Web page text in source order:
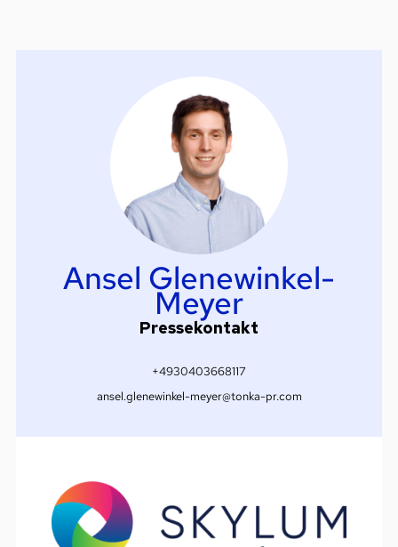
Ansel Glenewinkel-
Meyer
Pressekontakt
+4930403668117
ansel.glenewinkel-meyer@tonka-pr.com